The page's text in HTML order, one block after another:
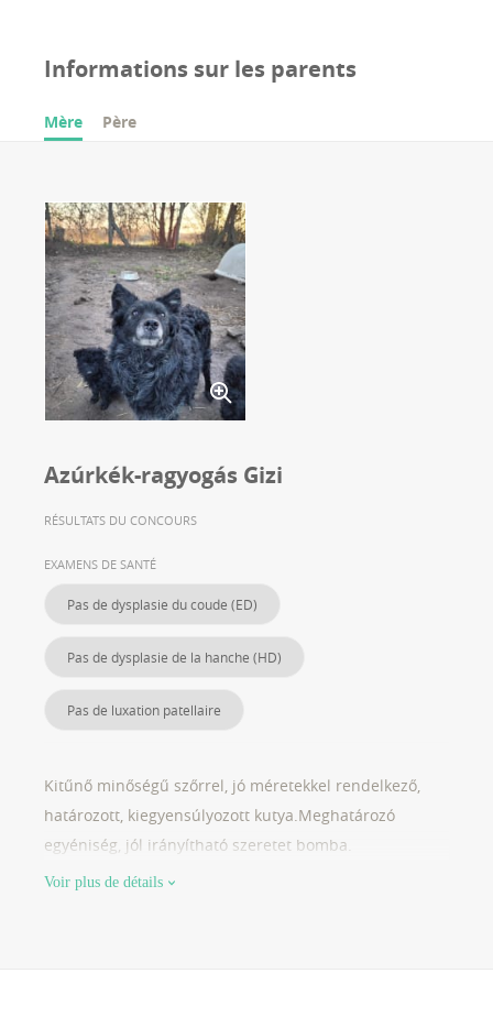
Informations sur les parents
Mère Père
Azúrkék-ragyogás Gizi
RÉSULTATS DU CONCOURS
EXAMENS DE SANTÉ
Pas de dysplasie du coude (ED)
Pas de dysplasie de la hanche (HD)
Pas de luxation patellaire
Kitűnő minőségű szőrrel, jó méretekkel rendelkező,
határozott, kiegyensúlyozott kutya.Meghatározó
egyéniség, jól irányítható szeretet bomba.
Voir plus de détails